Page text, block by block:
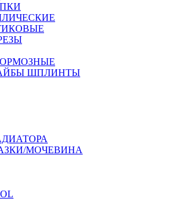
ШПЛИНТЫ
МОЧЕВИНА